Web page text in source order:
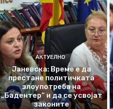
АКТУЕЛНО
Јаневска: Време е да
престане политичката
злоупотреба на
„Бадентер“ и да се усвојат
законите